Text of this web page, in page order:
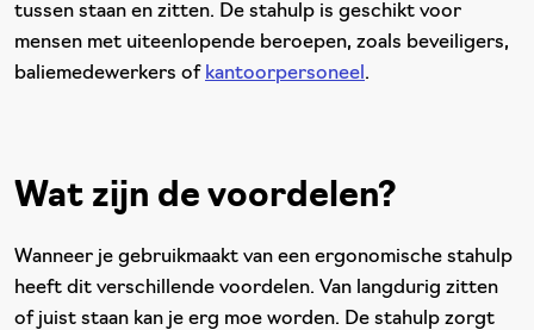
tussen staan en zitten. De stahulp is geschikt voor
mensen met uiteenlopende beroepen, zoals beveiligers,
baliemedewerkers of kantoorpersoneel .
Wat zijn de voordelen?
Wanneer je gebruikmaakt van een ergonomische stahulp
heeft dit verschillende voordelen. Van langdurig zitten
of juist staan kan je erg moe worden. De stahulp zorgt